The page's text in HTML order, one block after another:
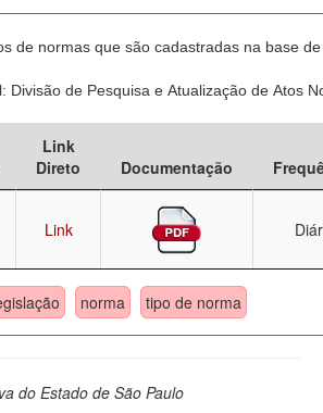
de normas que são cadastradas na base
Divisão de Pesquisa e Atualização de Atos
Link
Direto
Documentação
Link
norma tipo de norma
do Estado de São Paulo